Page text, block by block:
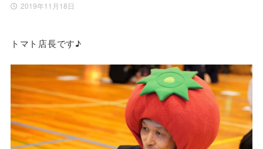
2019年11月18日
トマト店長です♪